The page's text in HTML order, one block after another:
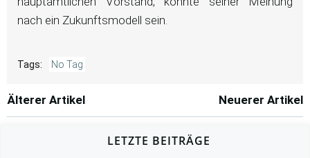
nach ein Zukunftsmodell sein.
Tags: No Tag
Post
navigation
Älterer Artikel
navigation
Neuerer Artikel
LETZTE BEITRÄGE